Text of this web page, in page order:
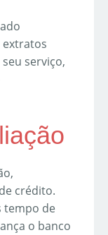
extratos
serviço,
crédito.
tempo de
o banco